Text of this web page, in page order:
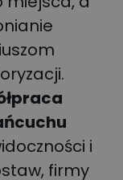
i
firmy